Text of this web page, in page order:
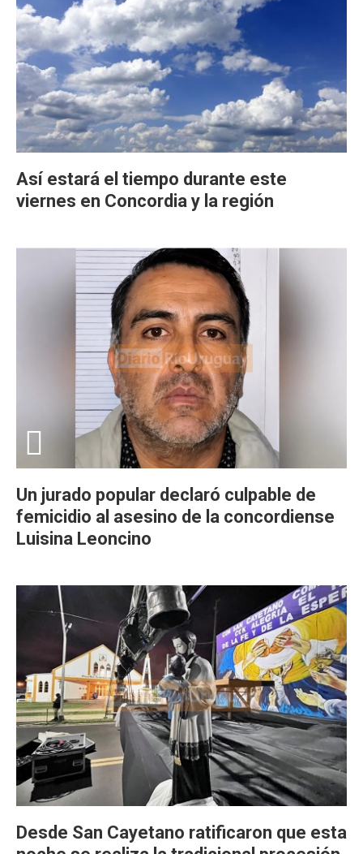
Así estará el tiempo durante este
viernes en Concordia y la región
Un jurado popular declaró culpable de
femicidio al asesino de la concordiense
Luisina Leoncino
Desde San Cayetano ratificaron que esta